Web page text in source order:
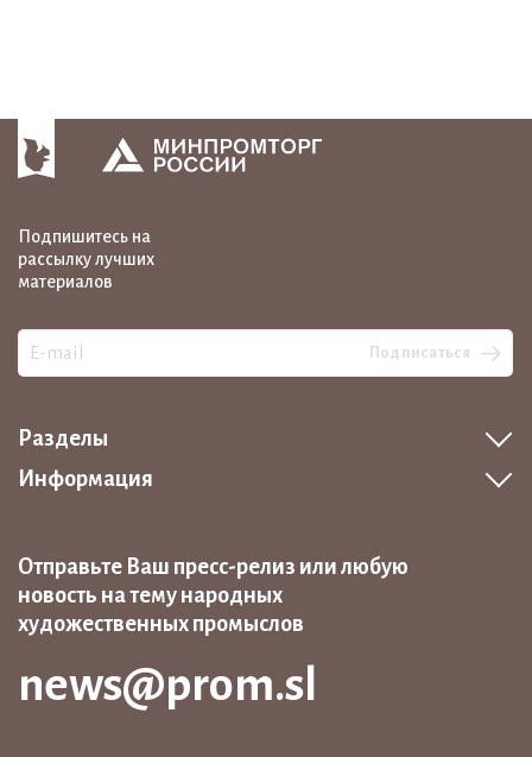
Подпишитесь на
рассылку лучших
материалов
Подписаться
Разделы
Информация
Отправьте Ваш пресс-релиз или любую
новость на тему народных
художественных промыслов
news@prom.sl